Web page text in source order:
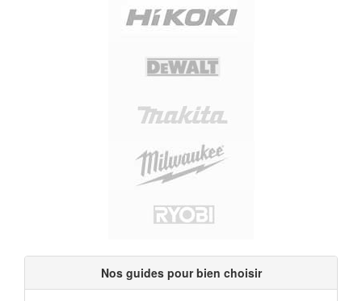
Nos guides pour bien choisir